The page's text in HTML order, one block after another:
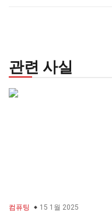
관련 사실
컴퓨팅 15 1월 2025